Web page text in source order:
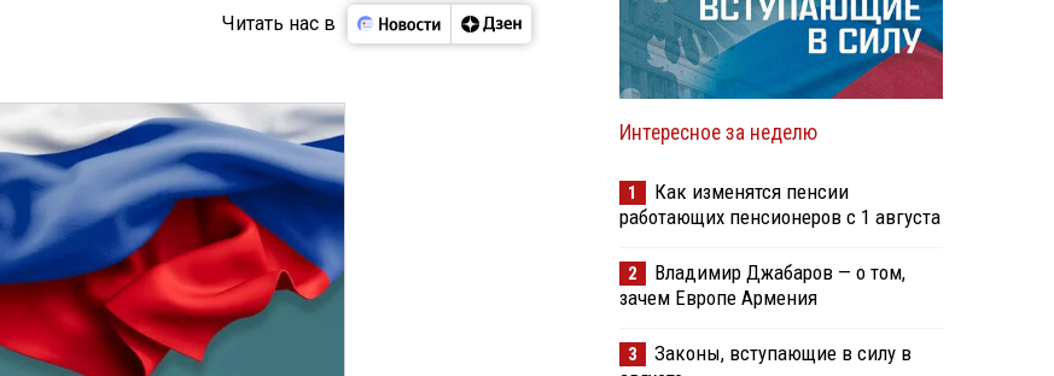
Читать нас в
Интересное за неделю
1
Как изменятся пенсии
работающих пенсионеров с 1 августа
2
Владимир Джабаров — о том,
зачем Европе Армения
3
Законы, вступающие в силу в